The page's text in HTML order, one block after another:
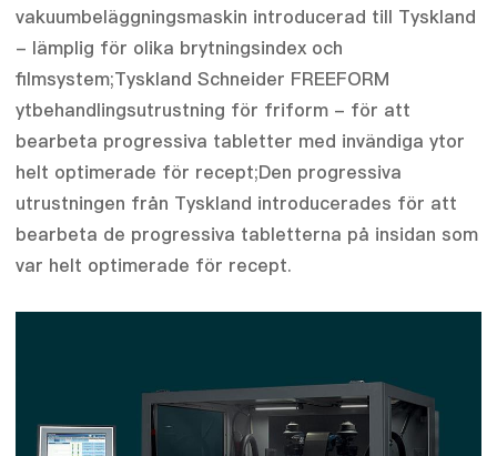
vakuumbeläggningsmaskin introducerad till Tyskland
- lämplig för olika brytningsindex och
filmsystem;Tyskland Schneider FREEFORM
ytbehandlingsutrustning för friform - för att
bearbeta progressiva tabletter med invändiga ytor
helt optimerade för recept;Den progressiva
utrustningen från Tyskland introducerades för att
bearbeta de progressiva tabletterna på insidan som
var helt optimerade för recept.